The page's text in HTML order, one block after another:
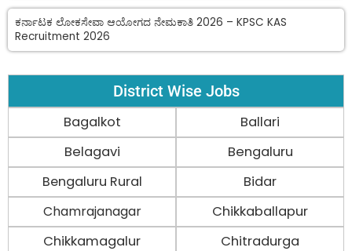
ಕರ್ನಾಟಕ ಲೋಕಸೇವಾ ಆಯೋಗದ ನೇಮಕಾತಿ 2026 – KPSC KAS
Recruitment 2026
District Wise Jobs
Bagalkot
Ballari
Belagavi
Bengaluru
Bengaluru Rural
Bidar
Chamrajanagar
Chikkaballapur
Chikkamagalur
Chitradurga